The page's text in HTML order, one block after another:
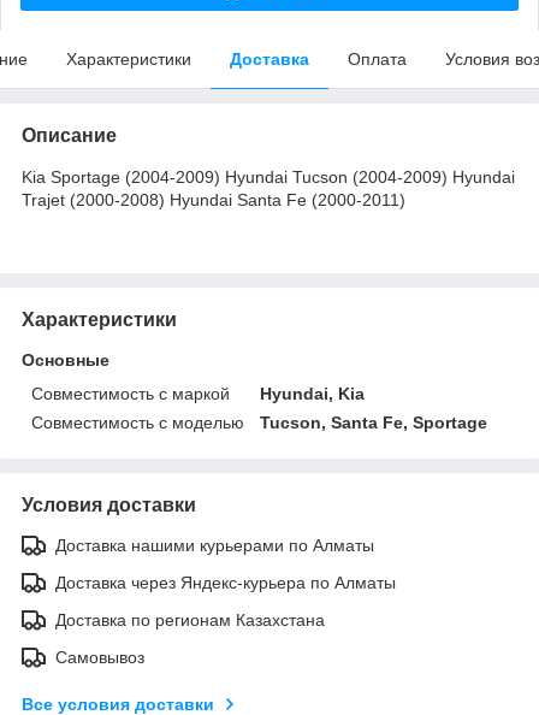
Характеристики Доставка Оплата Условия
Описание
Kia Sportage (2004-2009) Hyundai Tucson (2004-2009) Hyundai
Trajet (2000-2008) Hyundai Santa Fe (2000-2011)
Характеристики
Основные
Совместимость с маркой
Hyundai, Kia
Совместимость с моделью
Tucson, Santa Fe, Sportage
Условия доставки
Доставка нашими курьерами по Алматы
Доставка через Яндекс-курьера по Алматы
Доставка по регионам Казахстана
Самовывоз
Все условия доставки